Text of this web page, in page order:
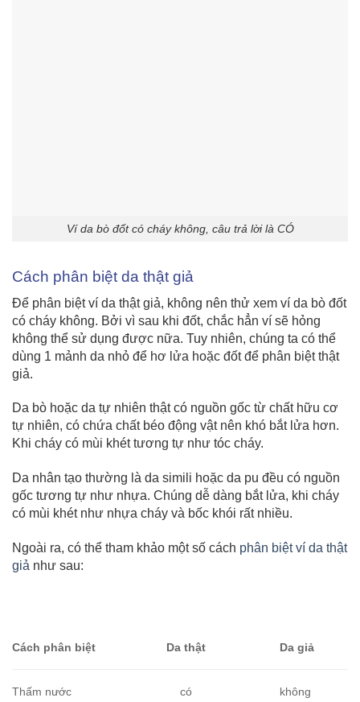
Ví da bò đốt có cháy không, câu trả lời là CÓ
Cách phân biệt da thật giả
Để phân biệt ví da thật giả, không nên thử xem ví da bò đốt
có cháy không. Bởi vì sau khi đốt, chắc hẳn ví sẽ hỏng
không thể sử dụng được nữa. Tuy nhiên, chúng ta có thể
dùng 1 mảnh da nhỏ để hơ lửa hoặc đốt để phân biệt thật
giả.
Da bò hoặc da tự nhiên thật có nguồn gốc từ chất hữu cơ
tự nhiên, có chứa chất béo động vật nên khó bắt lửa hơn.
Khi cháy có mùi khét tương tự như tóc cháy.
Da nhân tạo thường là da simili hoặc da pu đều có nguồn
gốc tương tự như nhựa. Chúng dễ dàng bắt lửa, khi cháy
có mùi khét như nhựa cháy và bốc khói rất nhiều.
Ngoài ra, có thể tham khảo một số cách phân biệt ví da thật
giả như sau:
Cách phân biệt Da thật Da giả
Thấm nước có không